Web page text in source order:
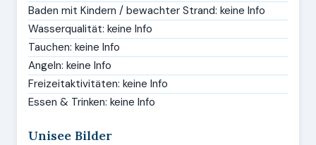
Baden mit Kindern / bewachter Strand: keine Info
Wasserqualität: keine Info
Tauchen: keine Info
Angeln: keine Info
Freizeitaktivitäten: keine Info
Essen & Trinken: keine Info
Unisee Bilder